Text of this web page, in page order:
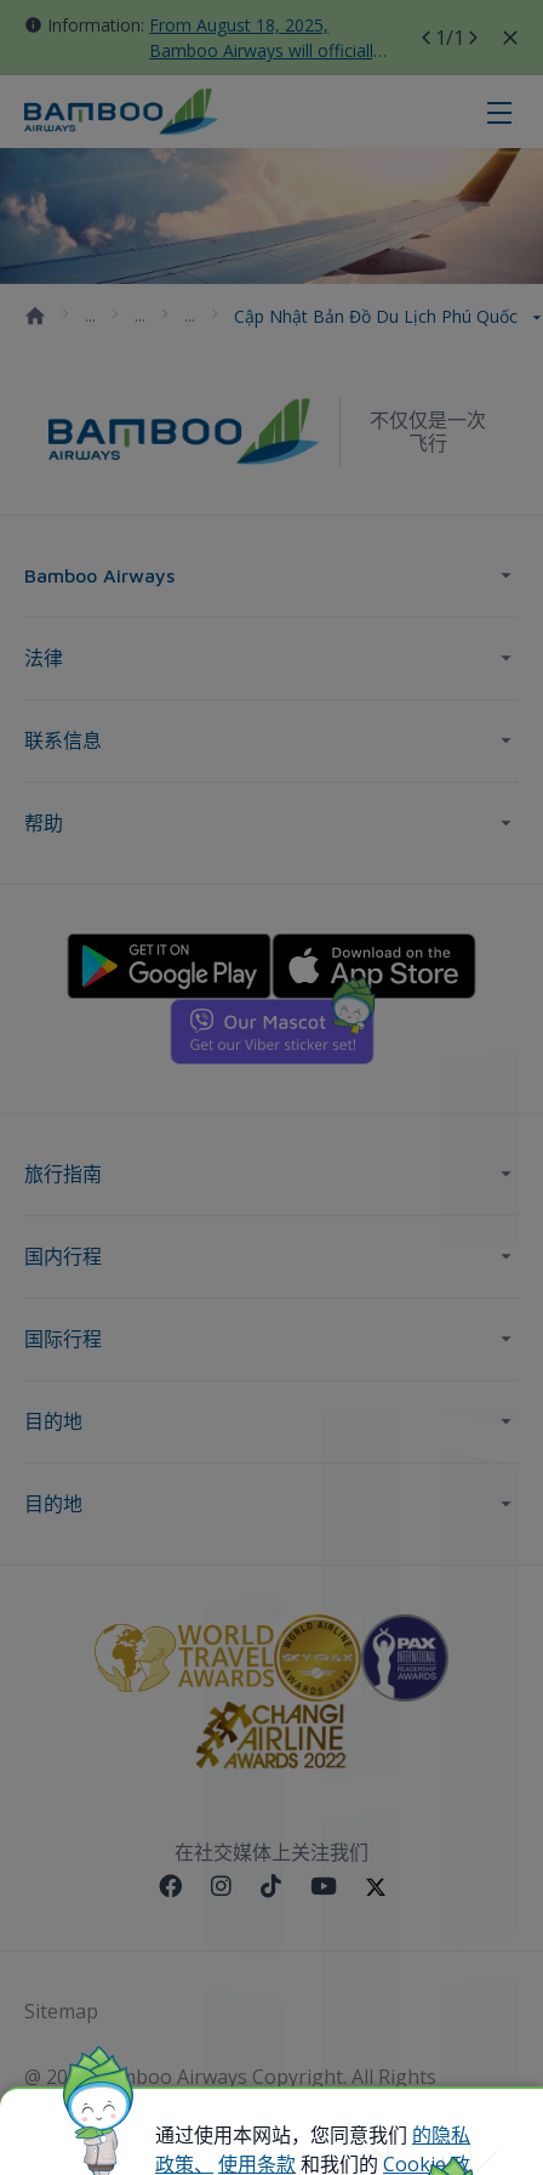
Information: From August 18, 2025,
Bamboo Airways will officially
move all domestic flights to
Tan Son Nhat Terminal T3
1/1
Cập nhật bản đồ du lịch Phú
Cập Nhật Bản Đồ Du Lịch Phú Quốc
不仅仅是一次
飞行
Bamboo Airways
法律
联系信息
帮助
旅行指南
国内行程
国际行程
目的地
目的地
在社交媒体上关注我们
Sitemap
@ 2023 Bamboo Airways Copyright. All Rights
Reserved.
Business Registration Code: 010786737
通过使用本网站，您同意我们 的隐私
政策、
使用条款和我们的Cookie 政